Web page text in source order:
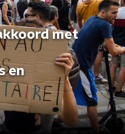
met
en